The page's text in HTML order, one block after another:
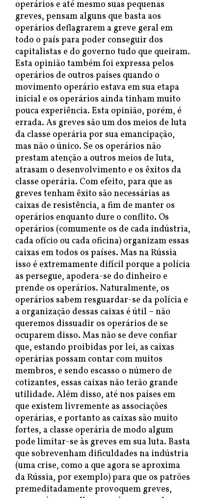
operários e até mesmo suas pequenas
greves, pensam alguns que basta aos
operários deflagrarem a greve geral em
todo o país para poder conseguir dos
capitalistas e do governo tudo que queiram.
Esta opinião também foi expressa pelos
operários de outros países quando o
movimento operário estava em sua etapa
inicial e os operários ainda tinham muito
pouca experiência. Esta opinião, porém, é
errada. As greves são um dos meios de luta
da classe operária por sua emancipação,
mas não o único. Se os operários não
prestam atenção a outros meios de luta,
atrasam o desenvolvimento e os êxitos da
classe operária. Com efeito, para que as
greves tenham êxito são necessárias as
caixas de resistência, a fim de manter os
operários enquanto dure o conflito. Os
operários (comumente os de cada indústria,
cada ofício ou cada oficina) organizam essas
caixas em todos os países. Mas na Rússia
isso é extremamente difícil porque a polícia
as persegue, apodera-se do dinheiro e
prende os operários. Naturalmente, os
operários sabem resguardar-se da polícia e
a organização dessas caixas é útil – não
queremos dissuadir os operários de se
ocuparem disso. Mas não se deve confiar
que, estando proibidas por lei, as caixas
operárias possam contar com muitos
membros, e sendo escasso o número de
cotizantes, essas caixas não terão grande
utilidade. Além disso, até nos países em
que existem livremente as associações
operárias, e portanto as caixas são muito
fortes, a classe operária de modo algum
pode limitar-se às greves em sua luta. Basta
que sobrevenham dificuldades na indústria
(uma crise, como a que agora se aproxima
da Rússia, por exemplo) para que os patrões
premeditadamente provoquem greves,